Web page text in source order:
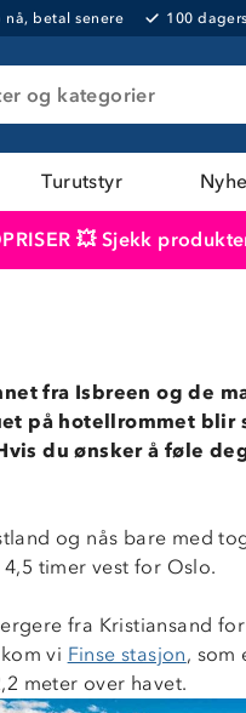
nå, betal senere 100
og kategorier
Turutstyr
💥 Sjekk
fra Isbreen og de
på hotellrommet blir
du ønsker å føle
og nås bare med
timer vest for Oslo.
fra Kristiansand
vi Finse stasjon, som
meter over havet.